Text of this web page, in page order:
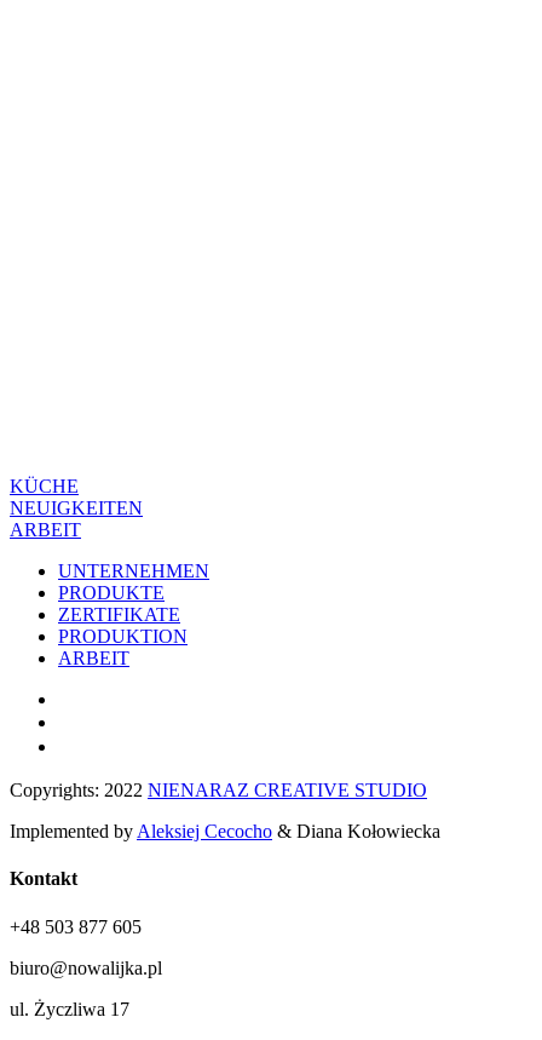
KÜCHE
NEUIGKEITEN
ARBEIT
UNTERNEHMEN
PRODUKTE
ZERTIFIKATE
PRODUKTION
ARBEIT
Copyrights: 2022 NIENARAZ CREATIVE STUDIO
Implemented by Aleksiej Cecocho & Diana Kołowiecka
Kontakt
+48 503 877 605
biuro@nowalijka.pl
ul. Życzliwa 17